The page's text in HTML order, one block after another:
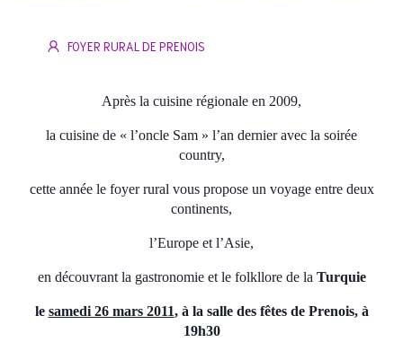
FOYER RURAL DE PRENOIS
Après la cuisine régionale en 2009,
la cuisine de « l’oncle Sam » l’an dernier avec la soirée
country,
cette année le foyer rural vous propose un voyage entre deux
continents,
l’Europe et l’Asie,
en découvrant la gastronomie et le folkllore de la Turquie
le samedi 26 mars 2011, à la salle des fêtes de Prenois, à
19h30